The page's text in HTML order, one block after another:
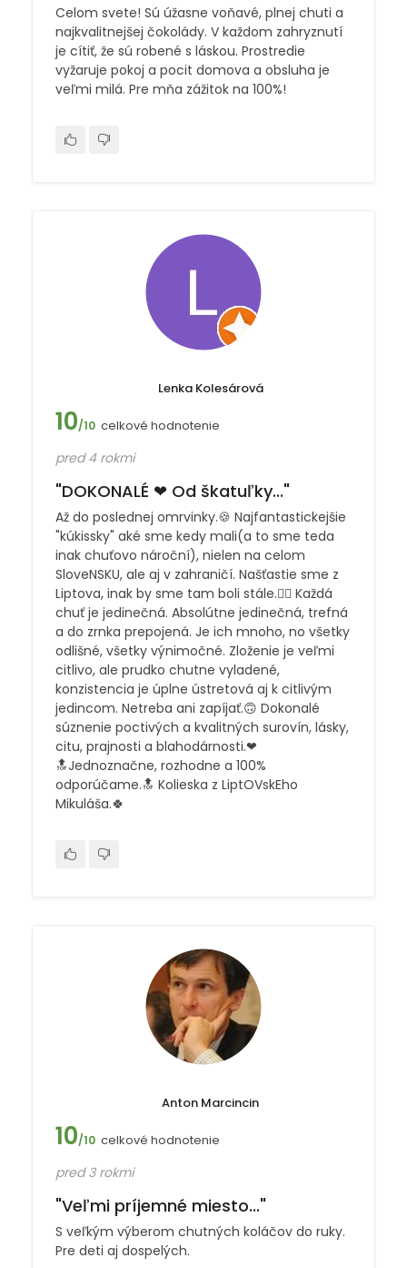
Celom svete! Sú úžasne voňavé, plnej chuti a
najkvalitnejšej čokolády. V každom zahryznutí
je cítiť, že sú robené s láskou. Prostredie
vyžaruje pokoj a pocit domova a obsluha je
veľmi milá. Pre mňa zážitok na 100%!
Lenka Kolesárová
10/10 celkové hodnotenie
pred 4 rokmi
"DOKONALÉ ❤ Od škatuľky..."
Až do poslednej omrvinky.🍪 Najfantastickejšie
"kúkissky" aké sme kedy mali(a to sme teda
inak chuťovo nároční), nielen na celom
SloveNSKU, ale aj v zahraničí. Našťastie sme z
Liptova, inak by sme tam boli stále.🤷‍♀️ Každá
chuť je jedinečná. Absolútne jedinečná, trefná
a do zrnka prepojená. Je ich mnoho, no všetky
odlišné, všetky výnimočné. Zloženie je veľmi
citlivo, ale prudko chutne vyladené,
konzistencia je úplne ústretová aj k citlivým
jedincom. Netreba ani zapíjať.🙃 Dokonalé
súznenie poctivých a kvalitných surovín, lásky,
citu, prajnosti a blahodárnosti.❤
🔝Jednoznačne, rozhodne a 100%
odporúčame.🔝 Kolieska z LiptOVskEho
Mikuláša.🍀
Anton Marcincin
10/10 celkové hodnotenie
pred 3 rokmi
"Veľmi príjemné miesto..."
S veľkým výberom chutných koláčov do ruky.
Pre deti aj dospelých.